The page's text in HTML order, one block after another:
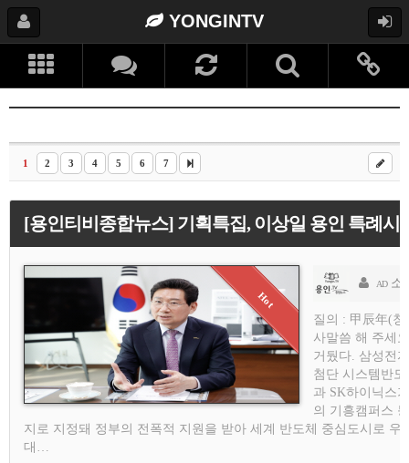
YONGINTV
1 2 3 4 5 6 7
[용인티비종합뉴스] 기획특집, 이상일 용인 특례시
AD 소
질의 : 甲辰年(
사말씀 해 주세
거뒀다. 삼성전
첨단 시스템반
과 SK하이닉스
의 기흥캠퍼스
지로 지정돼 정부의 전폭적 지원을 받아 세계 반도체 중심도시로
대…